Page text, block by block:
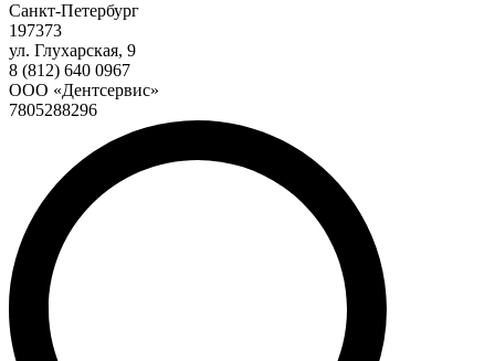
Санкт-Петербург
197373
ул. Глухарская, 9
8 (812) 640 0967
ООО «Дентсервис»
7805288296